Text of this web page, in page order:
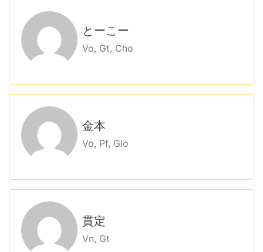
とーこー
Vo, Gt, Cho
金本
Vo, Pf, Glo
貫定
Vn, Gt